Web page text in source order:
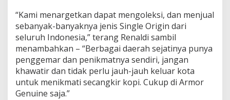
“Kami menargetkan dapat mengoleksi, dan menjual
sebanyak-banyaknya jenis Single Origin dari
seluruh Indonesia,” terang Renaldi sambil
menambahkan – “Berbagai daerah sejatinya punya
penggemar dan penikmatnya sendiri, jangan
khawatir dan tidak perlu jauh-jauh keluar kota
untuk menikmati secangkir kopi. Cukup di Armor
Genuine saja.”